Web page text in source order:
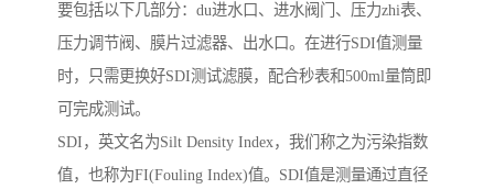
要包括以下几部分：du进水口、进水阀门、压力zhi表、
压力调节阀、膜片过滤器、出水口。在进行SDI值测量
时，只需更换好SDI测试滤膜，配合秒表和500ml量筒即
可完成测试。
SDI，英文名为Silt Density Index，我们称之为污染指数
值，也称为FI(Fouling Index)值。SDI值是测量通过直径